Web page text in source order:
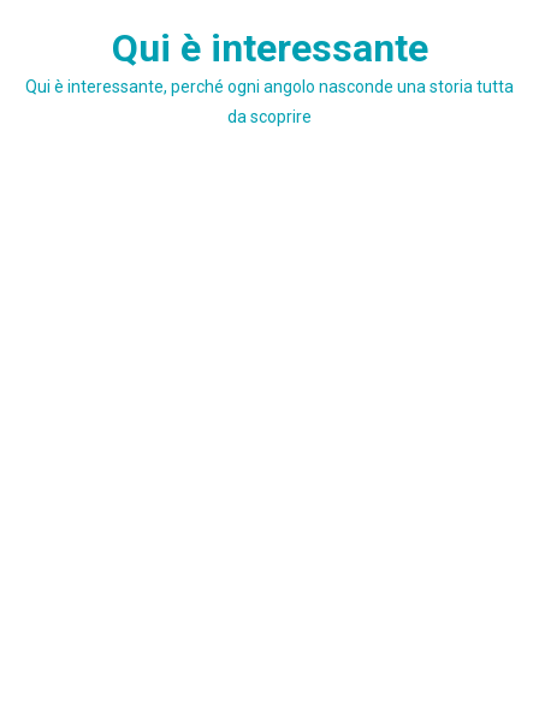
Qui è interessante
Qui è interessante, perché ogni angolo nasconde una storia tutta
da scoprire